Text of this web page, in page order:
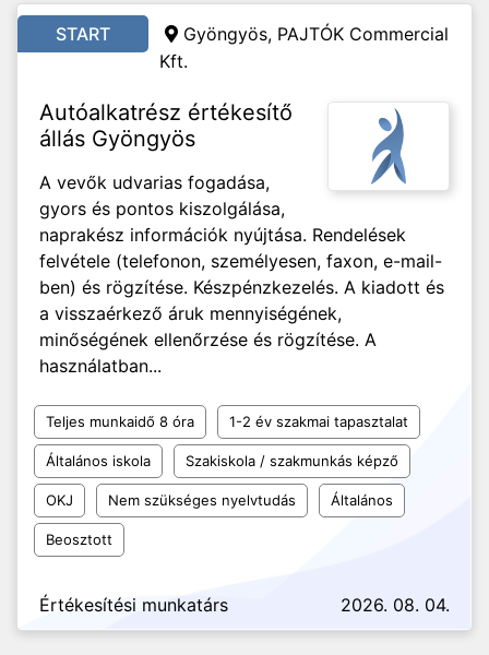
START
Gyöngyös, PAJTÓK Commercial
Kft.
Autóalkatrész értékesítő
állás Gyöngyös
A vevők udvarias fogadása,
gyors és pontos kiszolgálása,
naprakész információk nyújtása. Rendelések
felvétele (telefonon, személyesen, faxon, e-mail-
ben) és rögzítése. Készpénzkezelés. A kiadott és
a visszaérkező áruk mennyiségének,
minőségének ellenőrzése és rögzítése. A
használatban...
Teljes munkaidő 8 óra 1-2 év szakmai tapasztalat
Általános iskola Szakiskola / szakmunkás képző
OKJ Nem szükséges nyelvtudás Általános
Beosztott
Értékesítési munkatárs 2026. 08. 04.